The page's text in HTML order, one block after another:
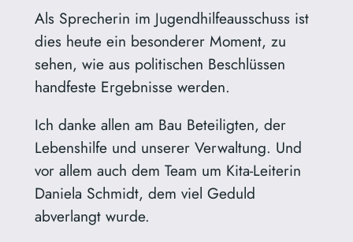
Als Sprecherin im Jugendhilfeausschuss ist
dies heute ein besonderer Moment, zu
sehen, wie aus politischen Beschlüssen
handfeste Ergebnisse werden.
Ich danke allen am Bau Beteiligten, der
Lebenshilfe und unserer Verwaltung. Und
vor allem auch dem Team um Kita-Leiterin
Daniela Schmidt, dem viel Geduld
abverlangt wurde.